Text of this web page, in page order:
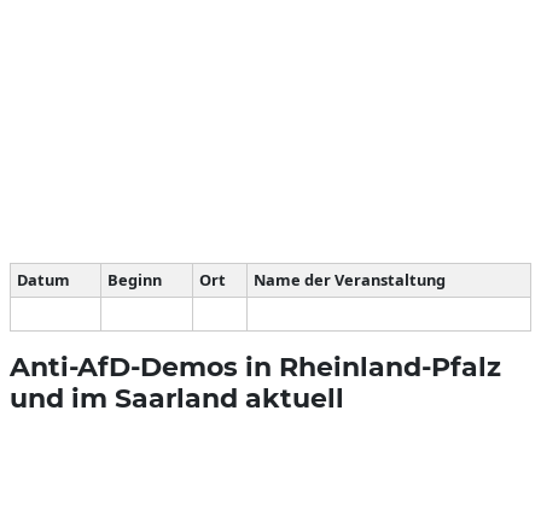
Datum Beginn Ort Name der Veranstaltung
Anti-AfD-Demos in Rheinland-Pfalz
und im Saarland aktuell